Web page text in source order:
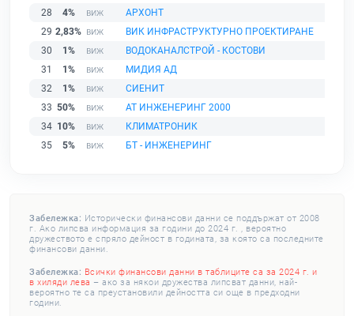
28
4%
АРХОНТ
29 2,83%
ВИК ИНФРАСТРУКТУРНО ПРОЕКТИРАНЕ
30
1%
ВОДОКАНАЛСТРОЙ - КОСТОВИ
31
1%
МИДИЯ АД
32
1%
СИЕНИТ
33 50%
АТ ИНЖЕНЕРИНГ 2000
34 10%
КЛИМАТРОНИК
35
5% БТ - ИНЖЕНЕРИНГ
Забележка: Исторически финансови данни се поддържат от 2008
г. Ако липсва информация за години до 2024 г. , вероятно
дружеството е спряло дейност в годината, за която са последните
финансови данни.
Забележка: Всички финансови данни в таблиците са за 2024 г. и
в хиляди лева – ако за някои дружества липсват данни, най-
вероятно те са преустановили дейността си още в предходни
години.